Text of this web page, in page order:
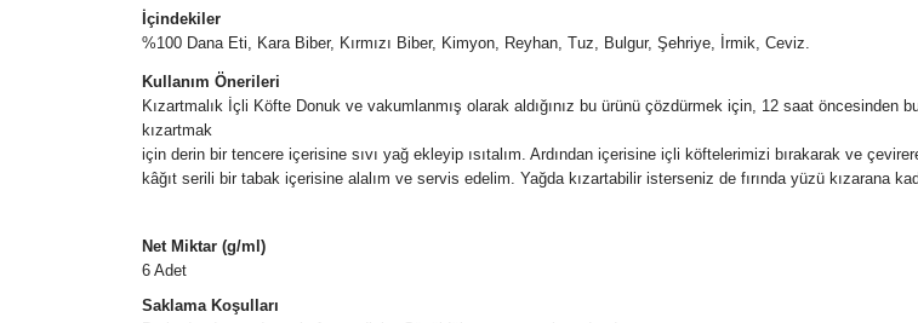
İçindekiler
%100 Dana Eti, Kara Biber, Kırmızı Biber, Kimyon, Reyhan, Tuz, Bulgur, Şehriye, İrmik, Ceviz.
Kullanım Önerileri
Kızartmalık İçli Köfte Donuk ve vakumlanmış olarak aldığınız bu ürünü çözdürmek için, 12 saat öncesinden
kızartmak
için derin bir tencere içerisine sıvı yağ ekleyip ısıtalım. Ardından içerisine içli köftelerimizi bırakarak ve
kâğıt serili bir tabak içerisine alalım ve servis edelim. Yağda kızartabilir isterseniz de fırında yüzü kızarana
Net Miktar (g/ml)
6 Adet
Saklama Koşulları